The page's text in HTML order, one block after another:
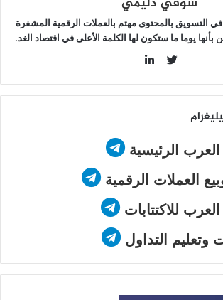
التسويق بالمحتوى مهتم بالعملات الرقمية المشفرة
بأنها يوما ما ستكون لها الكلمة الأعلى في اقتصاد الغد.
العرب الرئيسية
العملات الرقمية
العرب للاكتتابات
وتعليم التداول